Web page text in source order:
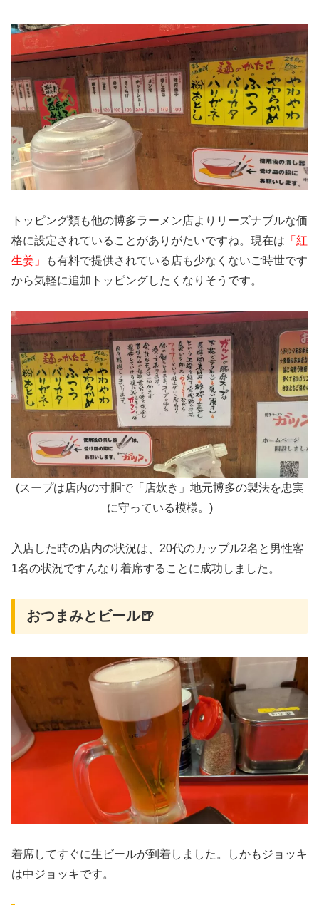
トッピング類も他の博多ラーメン店よりリーズナブルな価
格に設定されていることがありがたいですね。現在は 「紅
生姜」
も有料で提供されている店も少なくないご時世です
から気軽に追加トッピングしたくなりそうです。
(スープは店内の寸胴で「店炊き」地元博多の製法を忠実
に守っている模様。)
入店した時の店内の状況は、20代のカップル2名と男性客
1名の状況ですんなり着席することに成功しました。
おつまみとビール🍺
着席してすぐに生ビールが到着しました。しかもジョッキ
は中ジョッキです。